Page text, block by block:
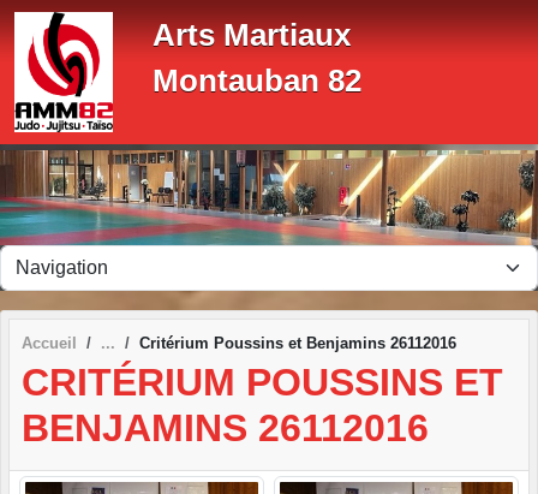
Arts Martiaux
Montauban 82
Accueil Critérium Poussins et Benjamins 26112016
CRITÉRIUM POUSSINS ET
BENJAMINS 26112016
Panneau de gestion des cookies